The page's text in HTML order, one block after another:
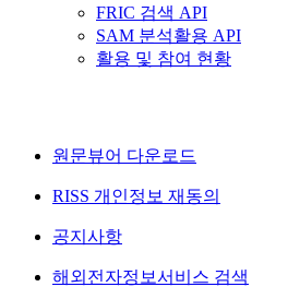
FRIC 검색 API
SAM 분석활용 API
활용 및 참여 현황
원문뷰어 다운로드
RISS 개인정보 재동의
공지사항
해외전자정보서비스 검색